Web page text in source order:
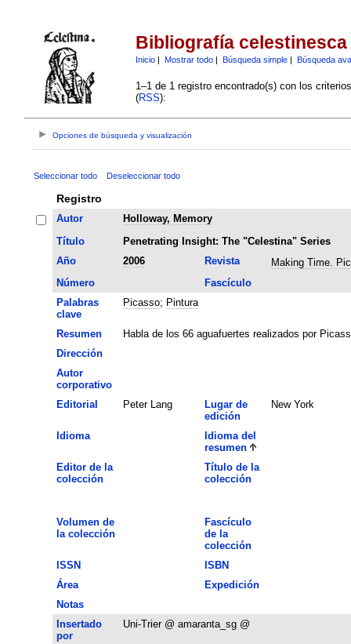
Bibliografía celestinesca
Inicio| Mostrar todo| Búsqueda simple| Búsqueda
1–1 de 1 registro encontrado(s) con los
(RSS):
Opciones de búsqueda y visualización
Seleccionar todo Deseleccionar todo
Registro
Autor
Holloway, Memory
Título
Penetrating Insight: The "Celestina" Series
Año
2006 Revista
Making Time.
Número
Fascículo
Palabras
clave
Picasso; Pintura
Resumen
Habla de los 66 aguafuertes realizados por
Dirección
Autor
corporativo
Editorial
Peter Lang
Lugar de
edición
New York
Idioma
Idioma del
resumen
Editor de la
colección
Título de la
colección
Volumen de
la colección
Fascículo
de la
colección
ISSN
ISBN
Área
Expedición
Notas
Insertado
por
Uni-Trier @ amaranta_sg @